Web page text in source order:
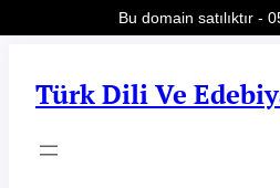
Türk Dili Ve
Bu domain satılıktır -